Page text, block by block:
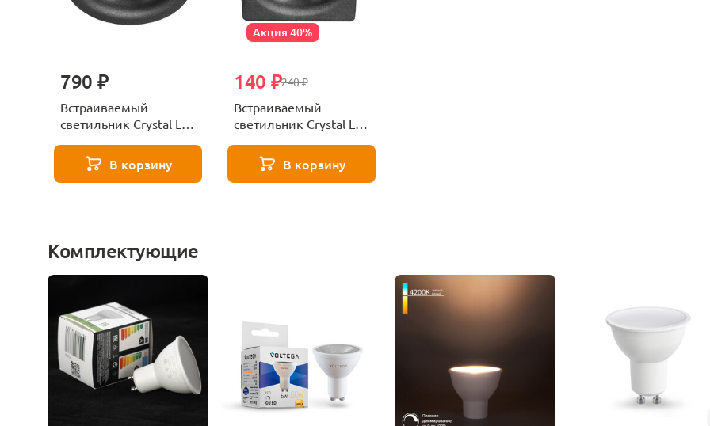
790 ₽
Встраиваемый
светильник Crystal Lux
В корзину
Акция 40%
240 ₽
140 ₽
Встраиваемый
светильник Crystal Lux
В корзину
Комплектующие